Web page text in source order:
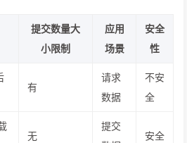
提交数量大
小限制
应用
场景
安全
性
有
请求
数据
不安
全
无
提交
安全